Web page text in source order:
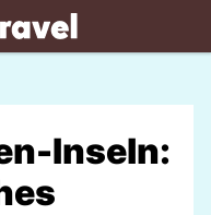
Inseln: